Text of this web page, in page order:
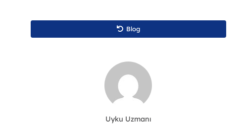
Blog
Uyku Uzmanı